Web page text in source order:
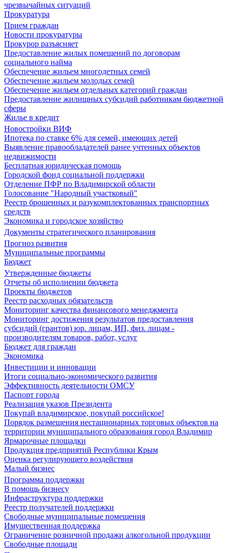
чрезвычайных ситуаций
Прокуратура
Прием граждан
Новости прокуратуры
Прокурор разъясняет
Предоставление жилых помещений по договорам
социального найма
Обеспечение жильем многодетных семей
Обеспечение жильем молодых семей
Обеспечение жильем отдельных категорий граждан
Предоставление жилищных субсидий работникам бюджетной
сферы
Жилье в кредит
Новостройки ВИФ
Ипотека по ставке 6% для семей, имеющих детей
Выявление правообладателей ранее учтенных объектов
недвижимости
Бесплатная юридическая помощь
Городской фонд социальной поддержки
Отделение ПФР по Владимирской области
Голосование "Народный участковый"
Реестр брошенных и разукомплектованных транспортных
средств
Экономика и городское хозяйство
Документы стратегического планирования
Прогноз развития
Муниципальные программы
Бюджет
Утвержденные бюджеты
Отчеты об исполнении бюджета
Проекты бюджетов
Реестр расходных обязательств
Мониторинг качества финансового менеджмента
Мониторинг достижения результатов предоставления
субсидий (грантов) юр. лицам, ИП, физ. лицам -
производителям товаров, работ, услуг
Бюджет для граждан
Экономика
Инвестиции и инновации
Итоги социально-экономического развития
Эффективность деятельности ОМСУ
Паспорт города
Реализация указов Президента
Покупай владимирское, покупай российское!
Порядок размещения нестационарных торговых объектов на
территории муниципального образования город Владимир
Ярмарочные площадки
Продукция предприятий Республики Крым
Оценка регулирующего воздействия
Малый бизнес
Программа поддержки
В помощь бизнесу
Инфраструктура поддержки
Реестр получателей поддержки
Свободные муниципальные помещения
Имущественная поддержка
Ограничение розничной продажи алкогольной продукции
Свободные площади